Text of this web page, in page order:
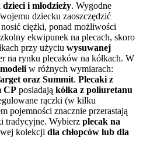
i młodzieży. Wygodne
dziecku zaoszczędzić
ciężki, ponad możliwości
ekwipunek na plecach, skoro
przy użyciu wysuwanej
na rynku plecaków na kółkach. W
w różnych wymiarach:
oraz Summit. Plecaki z
CP posiadają kółka z poliuretanu
rączki (w kilku
pojemności znacznie przerastają
tradycyjne. Wybierz plecak na
kolekcji dla chłopców lub dla